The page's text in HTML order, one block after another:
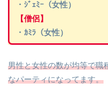
・ｼﾞｪﾐｰ（女性）
【僧侶】
・ｶﾐﾗ（女性）
男性と女性の数が均等で職
なパーティになってます。